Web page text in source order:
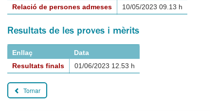
Relació de persones admeses
10/05/2023 09.13 h
Resultats de les proves i mèrits
Enllaç
Data
Resultats finals
01/06/2023 12.53 h
Tornar